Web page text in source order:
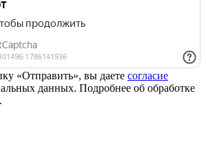
«Отправить», вы даете согласие
данных. Подробнее об обработке
.